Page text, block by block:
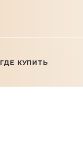
ГДЕ КУПИТЬ